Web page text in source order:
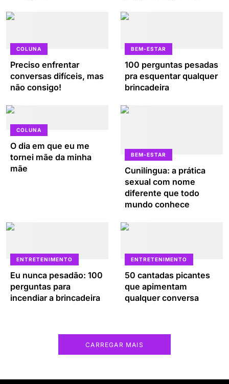
COLUNA
Preciso enfrentar
conversas difíceis, mas
não consigo!
BEM-ESTAR
100 perguntas pesadas
pra esquentar qualquer
brincadeira
COLUNA
O dia em que eu me
tornei mãe da minha
mãe
BEM-ESTAR
Cunilíngua: a prática
sexual com nome
diferente que todo
mundo conhece
ENTRETENIMENTO
Eu nunca pesadão: 100
perguntas para
incendiar a brincadeira
ENTRETENIMENTO
50 cantadas picantes
que apimentam
qualquer conversa
CARREGAR MAIS